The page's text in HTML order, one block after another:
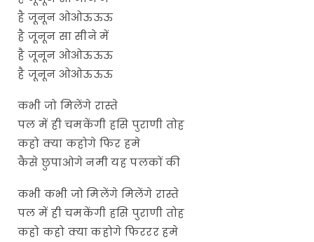
है जूनून ओओऊऊऊ
है जूनून सा सीने में
है जूनून ओओऊऊऊ
है जूनून ओओऊऊऊ
कभी जो मिलेंगे रास्ते
पल में ही चमकेंगी हसि पुराणी तोह
कहो क्या कहोगे फिर हमे
कैसे छुपाओगे नमी यह पलकों की
कभी कभी जो मिलेंगे मिलेंगे रास्ते
पल में ही चमकेंगी हसि पुराणी तोह
कहो कहो क्या कहोगे फिररर हमे